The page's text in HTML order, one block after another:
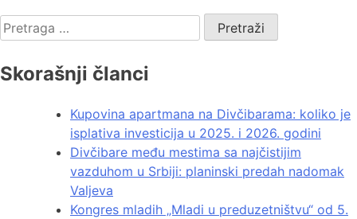
Skorašnji članci
Kupovina apartmana na Divčibarama: koliko je
isplativa investicija u 2025. i 2026. godini
Divčibare među mestima sa najčistijim
vazduhom u Srbiji: planinski predah nadomak
Valjeva
Kongres mladih „Mladi u preduzetništvu“ od 5.